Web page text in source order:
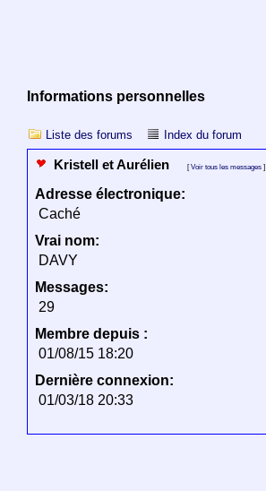
Informations personnelles
Liste des forums Index du forum
Kristell et Aurélien [ Voir tous les messages]
Adresse électronique:
Caché
Vrai nom:
DAVY
Messages:
29
Membre depuis :
01/08/15 18:20
Dernière connexion:
01/03/18 20:33